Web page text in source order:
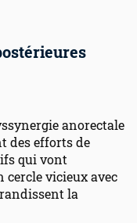
anorectale
des efforts de
qui vont
cercle vicieux avec
la